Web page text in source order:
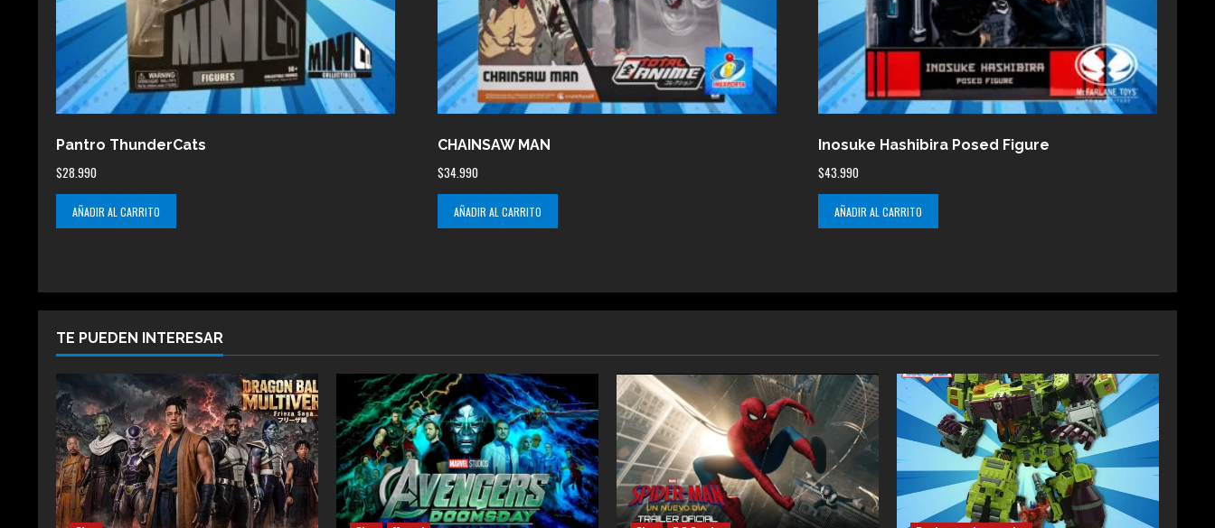
Pantro ThunderCats
$28.990
AÑADIR AL CARRITO
CHAINSAW MAN
$34.990
AÑADIR AL CARRITO
Inosuke Hashibira Posed Figure
$43.990
AÑADIR AL CARRITO
TE PUEDEN INTERESAR